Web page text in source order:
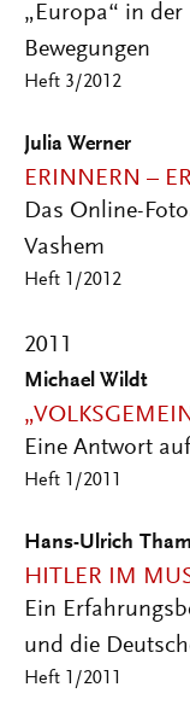
„Europa“ in
Bewegungen
Heft 3/2012
Julia Werner
ERINNERN –
Das Online-
Vashem
Heft 1/2012
2011
Michael Wildt
Eine Antwort
Heft 1/2011
Hans-Ulrich
HITLER IM
Ein
und die
Heft 1/2011